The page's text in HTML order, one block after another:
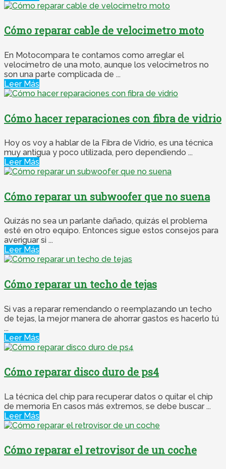
Cómo reparar cable de velocimetro moto
En Motocompara te contamos como arreglar el
velocímetro de una moto, aunque los velocímetros no
son una parte complicada de ...
Leer Más
Cómo hacer reparaciones con fibra de vidrio
Hoy os voy a hablar de la Fibra de Vidrio, es una técnica
muy antigua y poco utilizada, pero dependiendo ...
Leer Más
Cómo reparar un subwoofer que no suena
Quizás no sea un parlante dañado, quizás el problema
esté en otro equipo. Entonces sigue estos consejos para
averiguar si ...
Leer Más
Cómo reparar un techo de tejas
Si vas a reparar remendando o reemplazando un techo
de tejas, la mejor manera de ahorrar gastos es hacerlo tú
...
Leer Más
Cómo reparar disco duro de ps4
La técnica del chip para recuperar datos o quitar el chip
de memoria En casos más extremos, se debe buscar ...
Leer Más
Cómo reparar el retrovisor de un coche